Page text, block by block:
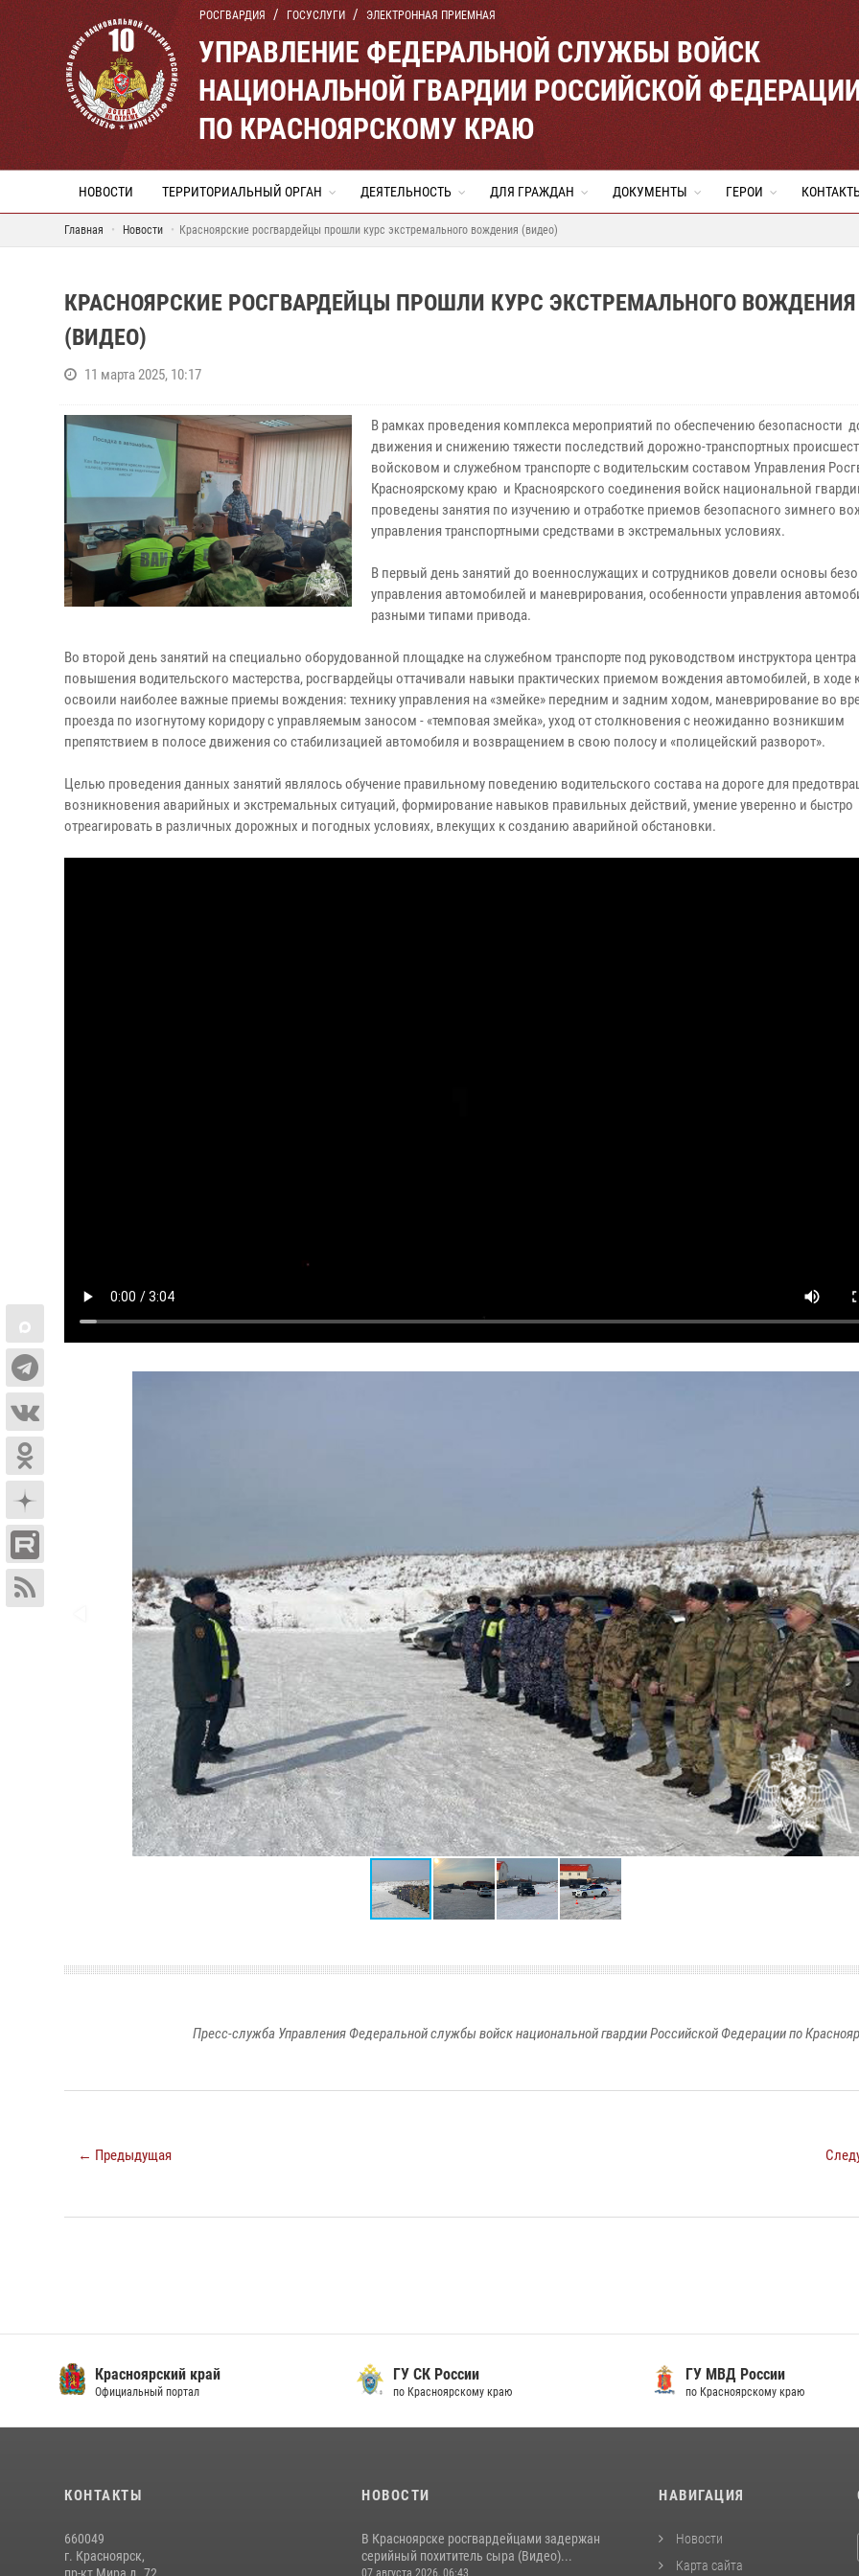
РОСГВАРДИЯ ГОСУСЛУГИ ЭЛЕКТРОННАЯ ПРИЕМНАЯ
УПРАВЛЕНИЕ ФЕДЕРАЛЬНОЙ СЛУЖБЫ ВОЙСК
НАЦИОНАЛЬНОЙ ГВАРДИИ РОССИЙСКОЙ
ПО КРАСНОЯРСКОМУ КРАЮ
НОВОСТИ ТЕРРИТОРИАЛЬНЫЙ ОРГАН ДЕЯТЕЛЬНОСТЬ ДЛЯ ГРАЖДАН ДОКУМЕНТЫ ГЕРОИ
Главная Новости Красноярские росгвардейцы прошли курс экстремального вождения (видео)
КРАСНОЯРСКИЕ РОСГВАРДЕЙЦЫ ПРОШЛИ КУРС ЭКСТРЕМАЛЬНОГО ВОЖДЕНИЯ
(ВИДЕО)
11 марта 2025, 10:17
В рамках проведения комплекса мероприятий по обеспечению безопасности
движения и снижению тяжести последствий дорожно-транспортных
войсковом и служебном транспорте с водительским составом Управления
Красноярскому краю и Красноярского соединения войск национальной
проведены занятия по изучению и отработке приемов безопасного зимнего
управления транспортными средствами в экстремальных условиях.
В первый день занятий до военнослужащих и сотрудников довели основы
управления автомобилей и маневрирования, особенности управления
разными типами привода.
Во второй день занятий на специально оборудованной площадке на служебном транспорте под руководством инструктора центра
повышения водительского мастерства, росгвардейцы оттачивали навыки практических приемом вождения автомобилей, в ходе
освоили наиболее важные приемы вождения: технику управления на «змейке» передним и задним ходом, маневрирование во
проезда по изогнутому коридору с управляемым заносом - «темповая змейка», уход от столкновения с неожиданно возникшим
препятствием в полосе движения со стабилизацией автомобиля и возвращением в свою полосу и «полицейский разворот».
Целью проведения данных занятий являлось обучение правильному поведению водительского состава на дороге для
возникновения аварийных и экстремальных ситуаций, формирование навыков правильных действий, умение уверенно и быстро
отреагировать в различных дорожных и погодных условиях, влекущих к созданию аварийной обстановки.
Пресс-служба Управления Федеральной службы войск национальной гвардии Российской Федерации по
← Предыдущая
Красноярский край
Официальный портал
ГУ СК России
по Красноярскому краю
ГУ МВД России
по Красноярскому краю
КОНТАКТЫ
660049
г. Красноярск,
НОВОСТИ
В Красноярске росгвардейцами задержан
серийный похититель сыра (Видео)...
НАВИГАЦИЯ
Новости
Карта сайта